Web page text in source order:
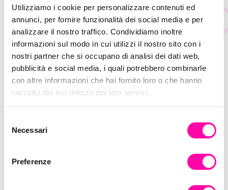
Utilizziamo i cookie per personalizzare contenuti ed
annunci, per fornire funzionalità dei social media e per
analizzare il nostro traffico. Condividiamo inoltre
informazioni sul modo in cui utilizzi il nostro sito con i
nostri partner che si occupano di analisi dei dati web,
pubblicità e social media, i quali potrebbero combinarle
con altre informazioni che hai fornito loro o che hanno
raccolto dal tuo utilizzo dei loro servizi.
Necessari
Preferenze
4 Giugno 2020
Core Web Vitals: come misurare le
prestazioni del tuo Sito
Istinto Digitale Creativo